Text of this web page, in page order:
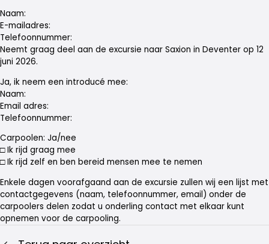
Naam:
E-mailadres:
Telefoonnummer:
Neemt graag deel aan de excursie naar Saxion in Deventer op 12
juni 2026.
Ja, ik neem een introducé mee:
Naam:
Email adres:
Telefoonnummer:
Carpoolen: Ja/nee
□ Ik rijd graag mee
□ Ik rijd zelf en ben bereid mensen mee te nemen
Enkele dagen voorafgaand aan de excursie zullen wij een lijst met
contactgegevens (naam, telefoonnummer, email) onder de
carpoolers delen zodat u onderling contact met elkaar kunt
opnemen voor de carpooling.